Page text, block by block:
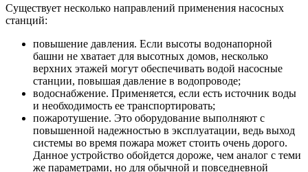
Существует несколько направлений применения насосных
станций:
повышение давления. Если высоты водонапорной
башни не хватает для высотных домов, несколько
верхних этажей могут обеспечивать водой насосные
станции, повышая давление в водопроводе;
водоснабжение. Применяется, если есть источник воды
и необходимость ее транспортировать;
пожаротушение. Это оборудование выполняют с
повышенной надежностью в эксплуатации, ведь выход
системы во время пожара может стоить очень дорого.
Данное устройство обойдется дороже, чем аналог с теми
же параметрами, но для обычной и повседневной